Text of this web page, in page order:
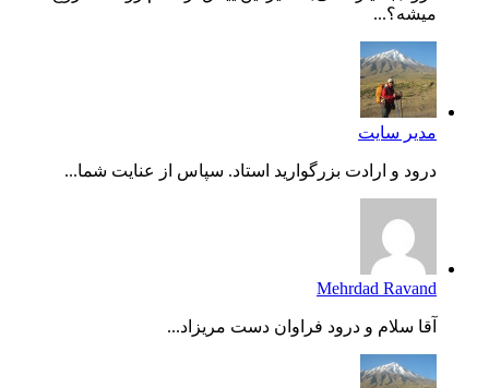
میشه؟...
مدیر سایت
درود و ارادت بزرگوارید استاد. سپاس از عنایت شما...
Mehrdad Ravand
آقا سلام و درود فراوان دست مریزاد...